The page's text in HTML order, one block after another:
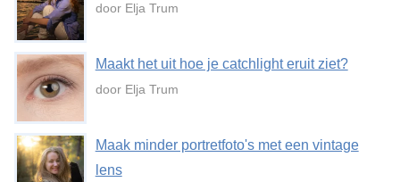
door Elja Trum
Maakt het uit hoe je catchlight eruit ziet?
door Elja Trum
Maak minder portretfoto's met een vintage
lens